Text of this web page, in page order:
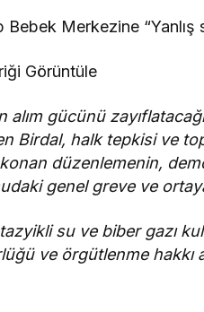
Bebek Merkezine “Yanlış
Görüntüle
alım gücünü
Birdal, halk tepkisi ve
düzenlemenin,
genel greve ve
su ve biber gazı
ve örgütlenme hakkı